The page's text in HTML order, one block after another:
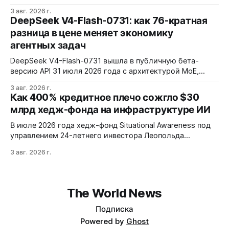
установку через Session Installer, Root или Shizuku, но
требует ручной проверки безопасности APK и зависит
от качества метаданных в источниках.
3 авг. 2026 г.
DeepSeek V4-Flash-0731: как 76-кратная
разница в цене меняет экономику
агентных задач
DeepSeek V4-Flash-0731 вышла в публичную бета-
версию API 31 июля 2026 года с архитектурой MoE,
1M токенов. При типичной агентной нагрузке модель
обходится в $0,0096 за запуск против $0,7324 у Claude
Opus 4.8, но уступает в задачах с vision и comp…
3 авг. 2026 г.
Как 400% кредитное плечо сожгло $30
млрд хедж-фонда на инфраструктуре ИИ
В июле 2026 года хедж-фонд Situational Awareness под
управлением 24-летнего инвестора Леопольда
потеряв $30 млрд за месяц. Причина — маржин-коллы
3 авг. 2026 г.
The World News
Подписка
Powered by Ghost